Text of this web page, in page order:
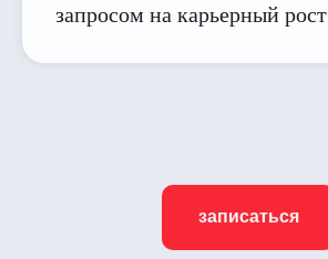
запросом на карьерный рост
записаться